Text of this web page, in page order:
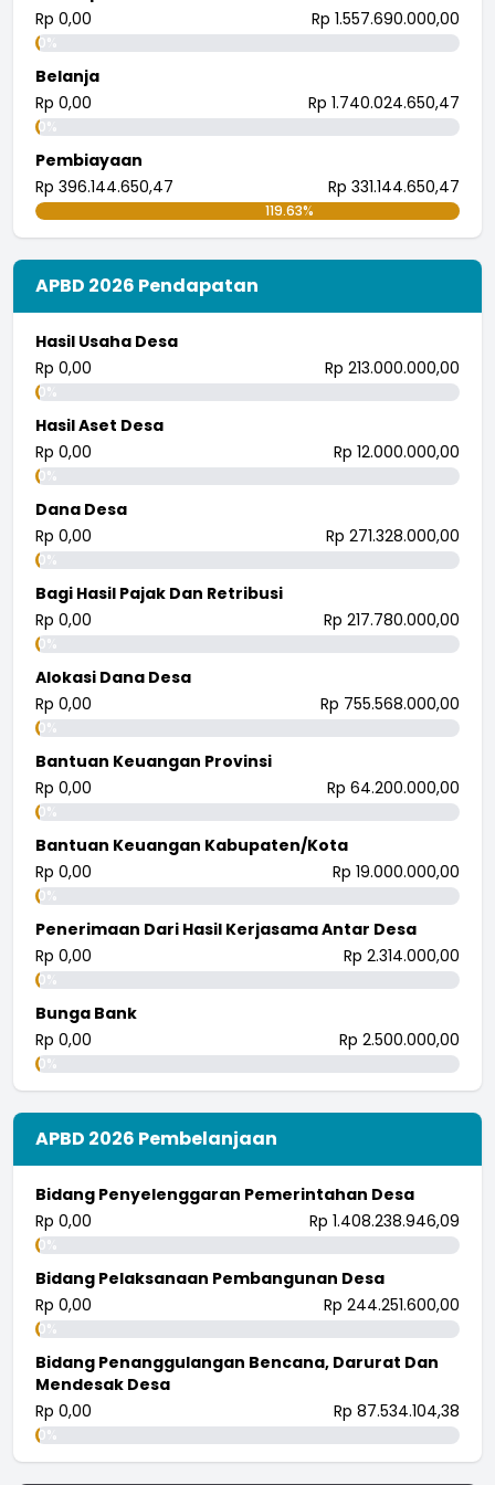
i wayan pujana eka putra
25 Juli 2018 09:30:04
Rp 0,00
Rp 1.557.690.000,00
0%
Belanja
Rp 0,00
Rp 1.740.024.650,47
0%
Pembiayaan
Rp 396.144.650,47
Rp 331.144.650,47
119.63%
APBD 2026 Pendapatan
Hasil Usaha Desa
Rp 0,00
Rp 213.000.000,00
0%
Hasil Aset Desa
Rp 0,00
Rp 12.000.000,00
0%
Dana Desa
Rp 0,00
Rp 271.328.000,00
0%
Bagi Hasil Pajak Dan Retribusi
Rp 0,00
Rp 217.780.000,00
0%
Alokasi Dana Desa
Rp 0,00
Rp 755.568.000,00
0%
Bantuan Keuangan Provinsi
Rp 0,00
Rp 64.200.000,00
0%
Bantuan Keuangan Kabupaten/Kota
Rp 0,00
Rp 19.000.000,00
0%
Penerimaan Dari Hasil Kerjasama Antar Desa
Rp 0,00
Rp 2.314.000,00
0%
Bunga Bank
Rp 0,00
Rp 2.500.000,00
0%
APBD 2026 Pembelanjaan
Bidang Penyelenggaran Pemerintahan Desa
Rp 0,00
Rp 1.408.238.946,09
0%
Bidang Pelaksanaan Pembangunan Desa
Rp 0,00
Rp 244.251.600,00
0%
Bidang Penanggulangan Bencana, Darurat Dan
Mendesak Desa
Rp 0,00
Rp 87.534.104,38
0%